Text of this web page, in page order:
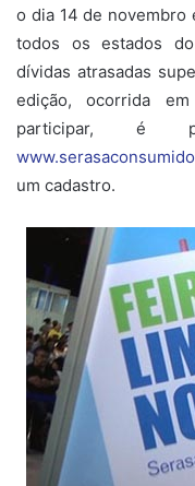
o dia 14 de
todos os estados
dívidas atrasadas
edição, ocorrida
participar, é
um cadastro.